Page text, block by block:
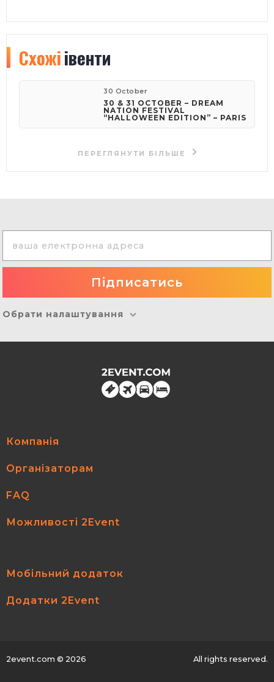
Схожіівенти
30 October
30 & 31 OCTOBER – DREAM
NATION FESTIVAL
“HALLOWEEN EDITION” – PARIS
ПЕРЕГЛЯНУТИ БІЛЬШЕ
Обрати налаштування
Компанія
Організаторам
FAQ
Можливості 2Event
Мобільний додаток
Додатки 2Event
2event.com © 2026 All rights reserved.